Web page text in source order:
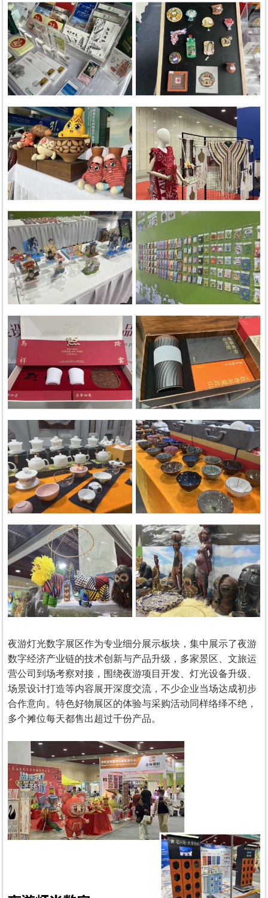
夜游灯光数字展区作为专业细分展示板块，集中展示了夜游
数字经济产业链的技术创新与产品升级，多家景区、文旅运
营公司到场考察对接，围绕夜游项目开发、灯光设备升级、
场景设计打造等内容展开深度交流，不少企业当场达成初步
合作意向。特色好物展区的体验与采购活动同样络绎不绝，
多个摊位每天都售出超过千份产品。